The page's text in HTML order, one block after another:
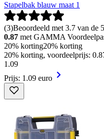
Stapelbak blauw maat 1
(3)Beoordeeld met 3.7 van de
0.87 met GAMMA
20% korting20% korting
20% korting, voordeelprijs:
1 .09
Prijs: 1.09 euro